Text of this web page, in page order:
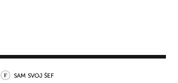
SAM SVOJ ŠEF